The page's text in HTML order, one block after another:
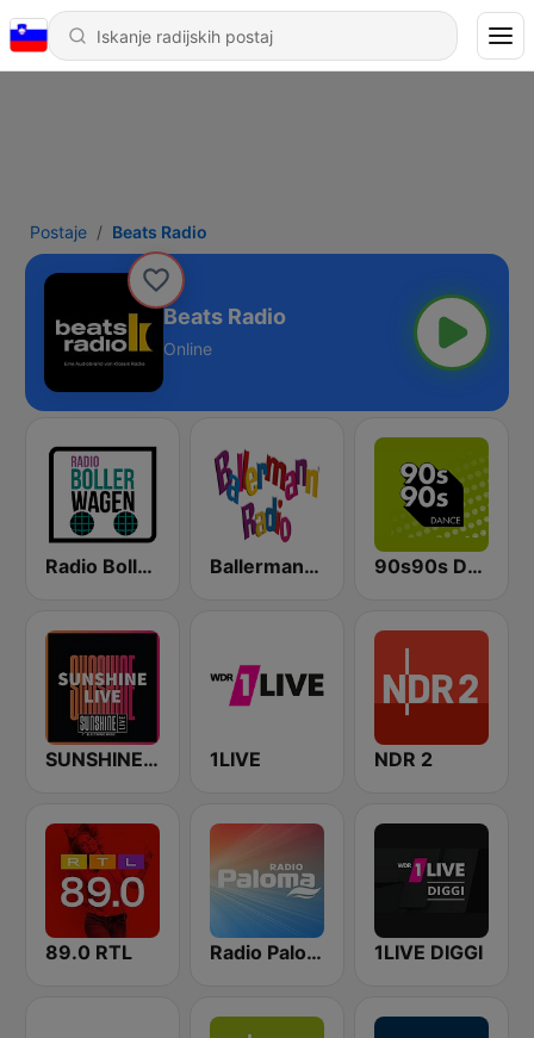
Postaje Beats Radio
Beats Radio
Online
Radio Bollerwagen Ballermann Radio 90s90s Dance
SUNSHINE LIVE 1LIVE NDR 2
89.0 RTL Radio Paloma 1LIVE DIGGI